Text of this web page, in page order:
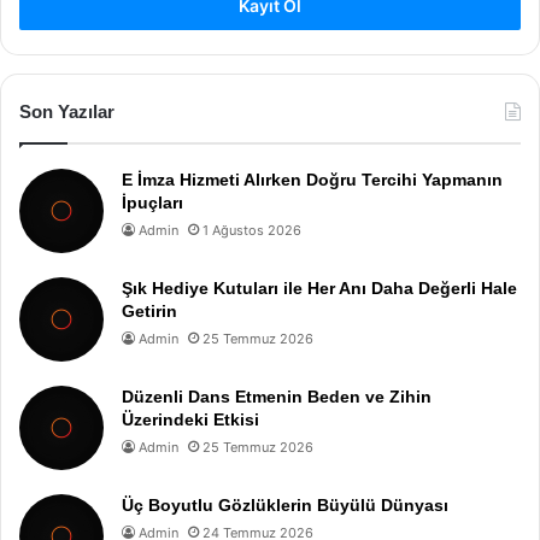
Kayıt Ol
Son Yazılar
E İmza Hizmeti Alırken Doğru Tercihi Yapmanın
İpuçları
Admin 1 Ağustos 2026
Şık Hediye Kutuları ile Her Anı Daha Değerli Hale
Getirin
Admin 25 Temmuz 2026
Düzenli Dans Etmenin Beden ve Zihin
Üzerindeki Etkisi
Admin 25 Temmuz 2026
Üç Boyutlu Gözlüklerin Büyülü Dünyası
Admin 24 Temmuz 2026